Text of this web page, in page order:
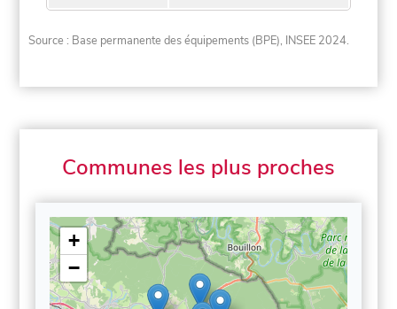
Source : Base permanente des équipements (BPE), INSEE 2024.
Communes les plus proches
+
−